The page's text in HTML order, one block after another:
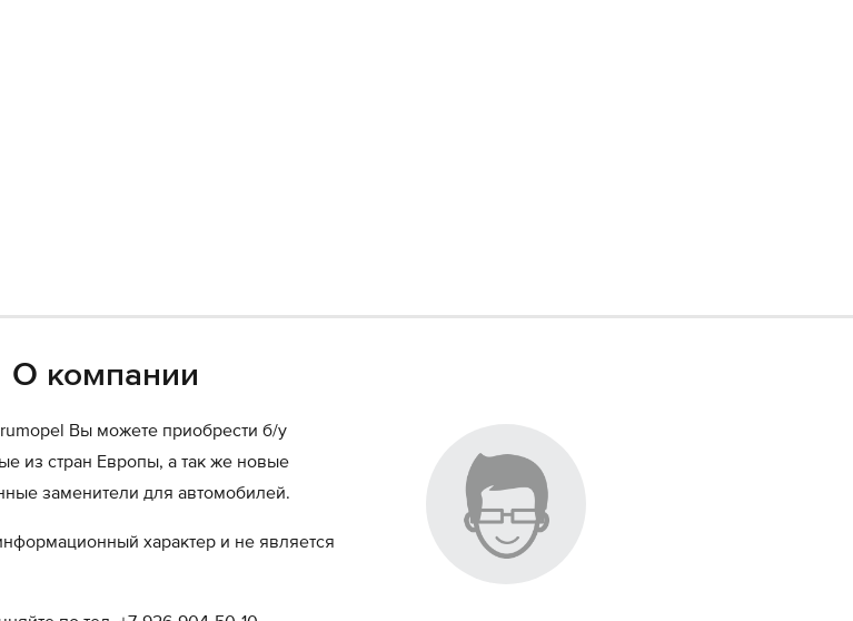
О компании
Вы можете приобрести б/у
из стран Европы, а так же новые
заменители для автомобилей.
характер и не является